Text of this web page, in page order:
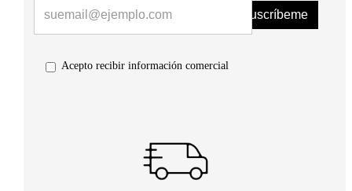
Suscríbeme
Acepto recibir información comercial